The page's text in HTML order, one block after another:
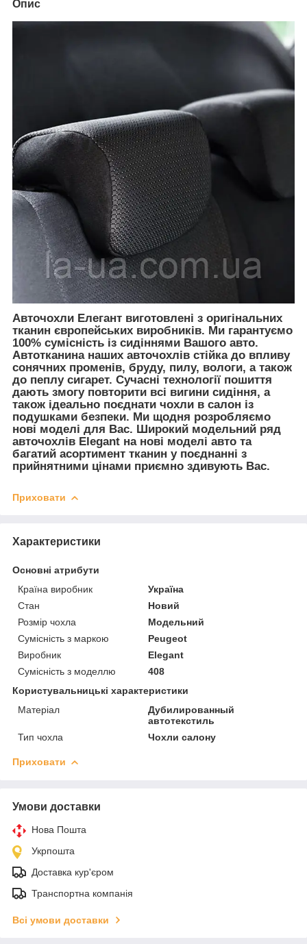
Опис
Авточохли Елегант виготовлені з оригінальних
тканин європейських виробників. Ми гарантуємо
100% сумісність із сидіннями Вашого авто.
Автотканина наших авточохлів стійка до впливу
сонячних променів, бруду, пилу, вологи, а також
до пеплу сигарет. Сучасні технології пошиття
дають змогу повторити всі вигини сидіння, а
також ідеально поєднати чохли в салон із
подушками безпеки. Ми щодня розробляємо
нові моделі для Вас. Широкий модельний ряд
авточохлів Elegant на нові моделі авто та
багатий асортимент тканин у поєднанні з
прийнятними цінами приємно здивують Вас.
Приховати
Характеристики
Основні атрибути
Країна виробник
Україна
Стан
Новий
Розмір чохла
Модельний
Сумісність з маркою
Peugeot
Виробник
Elegant
Сумісність з моделлю
408
Користувальницькі характеристики
Матеріал
Дубилированный
автотекстиль
Тип чохла
Чохли салону
Приховати
Умови доставки
Нова Пошта
Укрпошта
Доставка кур'єром
Транспортна компанія
Всі умови доставки